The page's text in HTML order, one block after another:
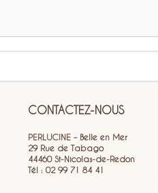
CONTACTEZ-NOUS
PERLUCINE – Belle en Mer
29 Rue de Tabago
44460 St-Nicolas-de-Redon
Tél : 02 99 71 84 41